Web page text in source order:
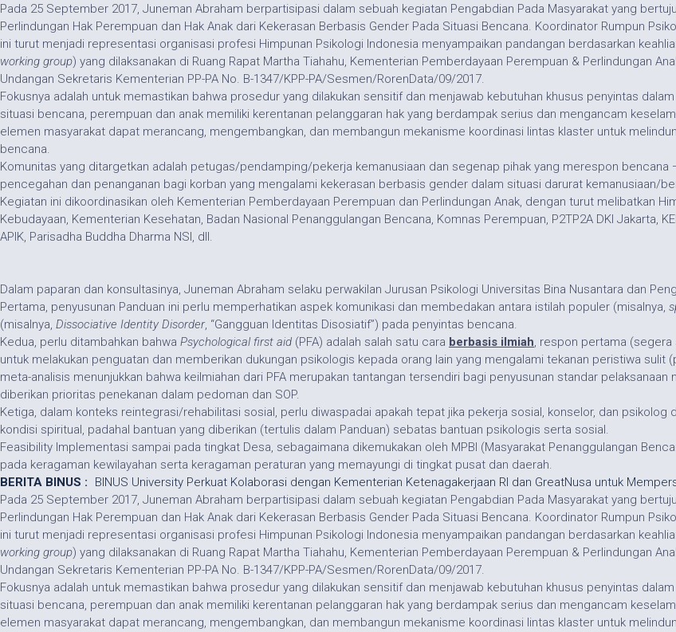
Pada 25 September 2017, Juneman Abraham berpartisipasi dalam sebuah kegiatan Pengabdian Pada Masyarakat yang
Perlindungan Hak Perempuan dan Hak Anak dari Kekerasan Berbasis Gender Pada Situasi Bencana. Koordinator Rumpun
ini turut menjadi representasi organisasi profesi Himpunan Psikologi Indonesia menyampaikan pandangan berdasarkan
working group) yang dilaksanakan di Ruang Rapat Martha Tiahahu, Kementerian Pemberdayaan Perempuan & Perlindungan
Undangan Sekretaris Kementerian PP-PA No. B-1347/KPP-PA/Sesmen/RorenData/09/2017.
Fokusnya adalah untuk memastikan bahwa prosedur yang dilakukan sensitif dan menjawab kebutuhan khusus penyintas
situasi bencana, perempuan dan anak memiliki kerentanan pelanggaran hak yang berdampak serius dan mengancam
elemen masyarakat dapat merancang, mengembangkan, dan membangun mekanisme koordinasi lintas klaster untuk
bencana.
Komunitas yang ditargetkan adalah petugas/pendamping/pekerja kemanusiaan dan segenap pihak yang merespon
pencegahan dan penanganan bagi korban yang mengalami kekerasan berbasis gender dalam situasi darurat kemanusiaan/
Kegiatan ini dikoordinasikan oleh Kementerian Pemberdayaan Perempuan dan Perlindungan Anak, dengan turut melibatkan
Kebudayaan, Kementerian Kesehatan, Badan Nasional Penanggulangan Bencana, Komnas Perempuan, P2TP2A DKI Jakarta,
APIK, Parisadha Buddha Dharma NSI, dll.
Dalam paparan dan konsultasinya, Juneman Abraham selaku perwakilan Jurusan Psikologi Universitas Bina Nusantara dan
Pertama, penyusunan Panduan ini perlu memperhatikan aspek komunikasi dan membedakan antara istilah populer (misalnya,
(misalnya, Dissociative Identity Disorder, “Gangguan Identitas Disosiatif”) pada penyintas bencana.
Kedua, perlu ditambahkan bahwa Psychological first aid (PFA) adalah salah satu cara berbasis ilmiah, respon pertama (segera
untuk melakukan penguatan dan memberikan dukungan psikologis kepada orang lain yang mengalami tekanan peristiwa
meta-analisis menunjukkan bahwa keilmiahan dari PFA merupakan tantangan tersendiri bagi penyusunan standar pelaksanaan
diberikan prioritas penekanan dalam pedoman dan SOP.
Ketiga, dalam konteks reintegrasi/rehabilitasi sosial, perlu diwaspadai apakah tepat jika pekerja sosial, konselor, dan
kondisi spiritual, padahal bantuan yang diberikan (tertulis dalam Panduan) sebatas bantuan psikologis serta sosial.
Feasibility Implementasi sampai pada tingkat Desa, sebagaimana dikemukakan oleh MPBI (Masyarakat Penanggulangan
pada keragaman kewilayahan serta keragaman peraturan yang memayungi di tingkat pusat dan daerah.
BERITA BINUS :
BINUS University Perkuat Kolaborasi dengan Kementerian Ketenagakerjaan RI dan GreatNusa untuk
Pada 25 September 2017, Juneman Abraham berpartisipasi dalam sebuah kegiatan Pengabdian Pada Masyarakat yang
Perlindungan Hak Perempuan dan Hak Anak dari Kekerasan Berbasis Gender Pada Situasi Bencana. Koordinator Rumpun
ini turut menjadi representasi organisasi profesi Himpunan Psikologi Indonesia menyampaikan pandangan berdasarkan
working group) yang dilaksanakan di Ruang Rapat Martha Tiahahu, Kementerian Pemberdayaan Perempuan & Perlindungan
Undangan Sekretaris Kementerian PP-PA No. B-1347/KPP-PA/Sesmen/RorenData/09/2017.
Fokusnya adalah untuk memastikan bahwa prosedur yang dilakukan sensitif dan menjawab kebutuhan khusus penyintas
situasi bencana, perempuan dan anak memiliki kerentanan pelanggaran hak yang berdampak serius dan mengancam
elemen masyarakat dapat merancang, mengembangkan, dan membangun mekanisme koordinasi lintas klaster untuk